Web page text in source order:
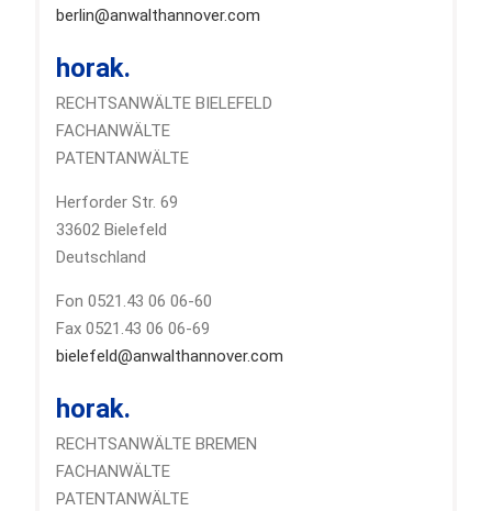
berlin@anwalthannover.com
horak.
RECHTSANWÄLTE BIELEFELD
FACHANWÄLTE
PATENTANWÄLTE
Herforder Str. 69
33602 Bielefeld
Deutschland
Fon 0521.43 06 06-60
Fax 0521.43 06 06-69
bielefeld@anwalthannover.com
horak.
RECHTSANWÄLTE BREMEN
FACHANWÄLTE
PATENTANWÄLTE